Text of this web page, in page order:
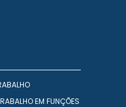
EM FUNÇÕES